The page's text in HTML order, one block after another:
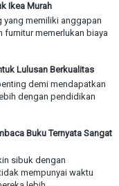
Ikea Murah
yang memiliki anggapan
memerlukan biaya
Lulusan Berkualitas
demi mendapatkan
dengan pendidikan
Buku Ternyata Sangat
sibuk dengan
mempunyai waktu